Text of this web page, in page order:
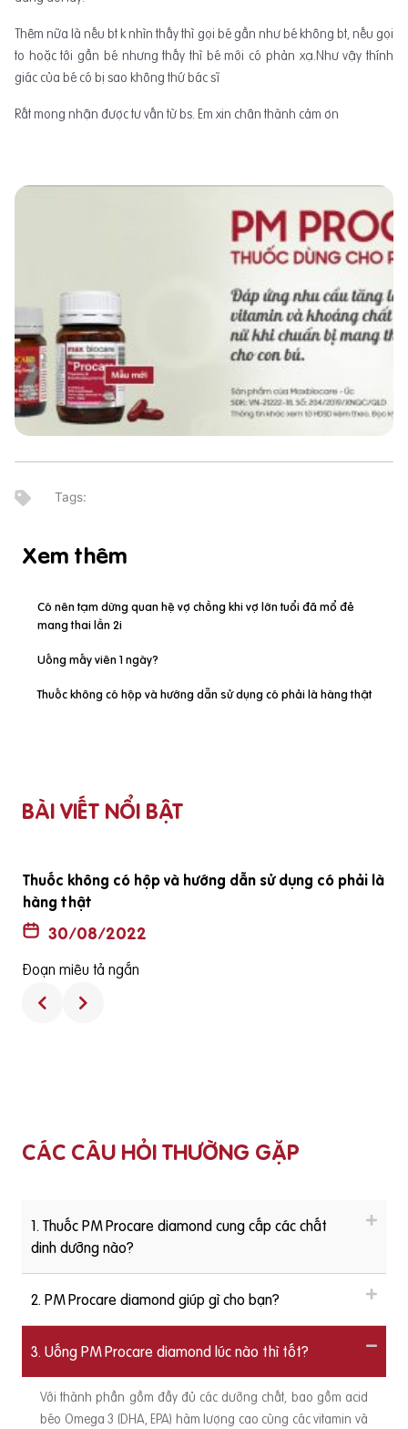
Thêm nữa là nếu bt k nhìn thấy thì gọi bé gần như bé không bt, nếu gọi
to hoặc tới gần bé nhưng thấy thì bé mới có phản xạ.Như vậy thính
giác của bé có bị sao không thứ bác sĩ
Rất mong nhận được tư vấn từ bs. Em xin chân thành cảm ơn
Xem thêm
Có nên tạm dừng quan hệ vợ chồng khi vợ lớn tuổi đã mổ đẻ
mang thai lần 2i
Uống mấy viên 1 ngày?
Thuốc không có hộp và hướng dẫn sử dụng có phải là hàng thật
BÀI VIẾT NỔI BẬT
Thuốc không có hộp và hướng dẫn sử dụng có phải là
hàng thật
30/08/2022
Đoạn miêu tả ngắn
CÁC CÂU HỎI THƯỜNG GẶP
1. Thuốc PM Procare diamond cung cấp các chất
dinh dưỡng nào?
2. PM Procare diamond giúp gì cho bạn?
3. Uống PM Procare diamond lúc nào thì tốt?
Với thành phần gồm đầy đủ các dưỡng chất, bao gồm acid
béo Omega 3 (DHA, EPA) hàm lượng cao cùng các vitamin và